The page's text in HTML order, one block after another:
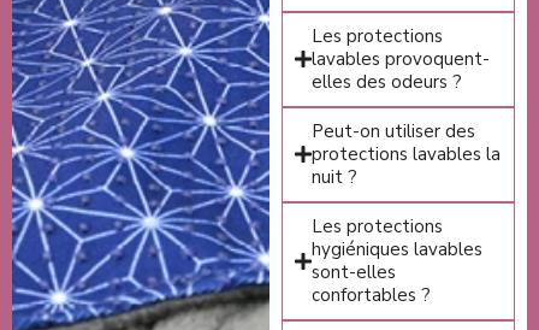
Les protections
lavables provoquent-
elles des odeurs ?
Peut-on utiliser des
protections lavables la
nuit ?
Les protections
hygiéniques lavables
sont-elles
confortables ?